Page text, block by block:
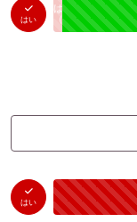
はい
はい
（1件）
未投票
はい